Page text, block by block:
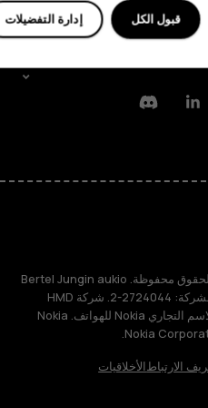
Linkedin
Discord
TM و © 2026 HMD Global. جميع الحقوق محفوظة. Bertel Jungin aukio
9, 02600 Espoo, Finland. مُعرِّف الشركة: 2724044-2. شركة HMD
Global Oy حاصلة على ترخيص من الاسم التجاري Nokia للهواتف. Nokia
الارتباطالأخلاقيات
إدارة التفضيلات قبول الكل